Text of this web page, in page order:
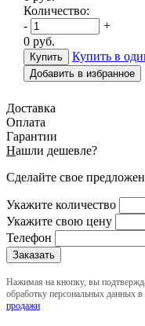
Количество:
-
+
0 руб.
Купить в
Добавить в избранное
Доставка
Оплата
Гарантии
Нашли дешевле?
Сделайте свое
Укажите количество
Укажите свою цену
Телефон
Нажимая на кнопку, вы
обработку персональных данных в
продажи